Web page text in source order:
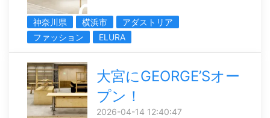
神奈川県 横浜市
アダストリア
ファッション
ELURA
大宮にGEORGE’Sオー
プン！
2026-04-14 12:40:47